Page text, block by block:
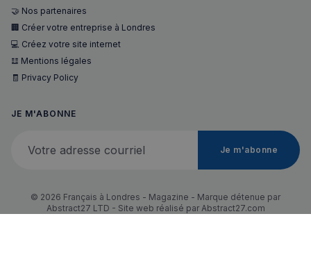
🤝 Nos partenaires
🏢 Créer votre entreprise à Londres
💻 Créez votre site internet
𝌭 Mentions légales
🧾 Privacy Policy
JE M'ABONNE
Je m'abonne
© 2026 Français à Londres - Magazine - Marque détenue par
Abstract27 LTD - Site web réalisé par Abstract27.com
Les cookies strictement nécessaires habilitent des
fonctionnalités de base du site Web telles que la
connexion des utilisateurs et la gestion des comptes.
Le site Web ne peut pas être utilisé correctement
sans les cookies strictement nécessaires.
_px3
secondes